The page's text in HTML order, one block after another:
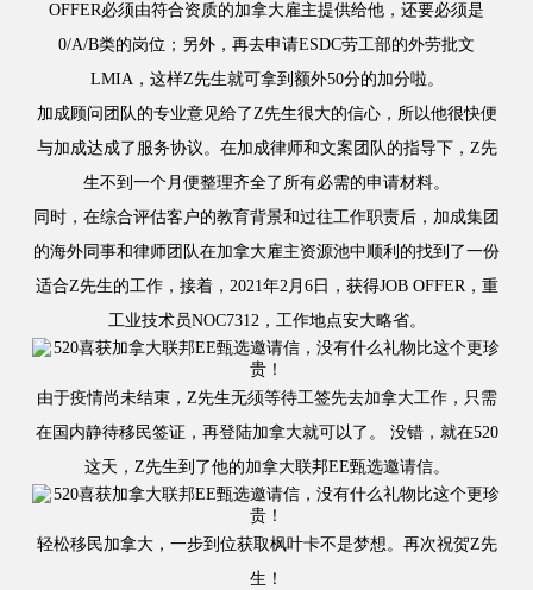
OFFER必须由符合资质的加拿大雇主提供给他，还要必须是
0/A/B类的岗位；另外，再去申请ESDC劳工部的外劳批文
LMIA，这样Z先生就可拿到额外50分的加分啦。
加成顾问团队的专业意见给了Z先生很大的信心，所以他很快便
与加成达成了服务协议。在加成律师和文案团队的指导下，Z先
生不到一个月便整理齐全了所有必需的申请材料。
同时，在综合评估客户的教育背景和过往工作职责后，加成集团
的海外同事和律师团队在加拿大雇主资源池中顺利的找到了一份
适合Z先生的工作，接着，2021年2月6日，获得JOB OFFER，重
工业技术员NOC7312，工作地点安大略省。
由于疫情尚未结束，Z先生无须等待工签先去加拿大工作，只需
在国内静待移民签证，再登陆加拿大就可以了。
没错，就在520
这天，Z先生到了他的加拿大联邦EE甄选邀请信。
轻松移民加拿大，一步到位获取枫叶卡不是梦想。再次祝贺Z先
生！